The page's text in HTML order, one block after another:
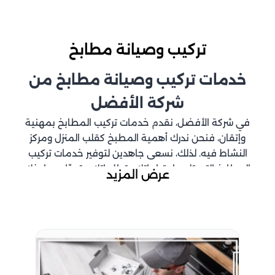
تركيب وصيانة مطابخ
خدمات تركيب وصيانة مطابخ من
شركة الأفضل
في شركة الأفضل، نقدم خدمات تركيب المطابخ بمهنية
وإتقان، فنحن ندرك أهمية المطبخ كقلب المنزل ومركز
النشاط فيه. لذلك، نسعى جاهدين لتوفير خدمات تركيب
المطابخ التي تلبي احتياجاتك وتطلعاتك، وتحوّل مطبخك
إلى مساحة عملية وجميلة.
الخبرة والمهارة في تركيب جميع أنواع المطابخ، سواء
كانت كلاسيكية أو حديثة.
تصميم وتخطيط مبتكر: نقدم خدمات تصميم
عرض المزيد